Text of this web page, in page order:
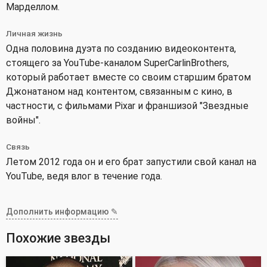
Марделлом.
Личная жизнь
Одна половина дуэта по созданию видеоконтента,
стоящего за YouTube-каналом SuperCarlinBrothers,
который работает вместе со своим старшим братом
Джонатаном над контентом, связанным с кино, в
частности, с фильмами Pixar и франшизой "Звездные
войны".
Связь
Летом 2012 года он и его брат запустили свой канал на
YouTube, ведя влог в течение года.
Дополнить информацию ✎
Похожие звезды